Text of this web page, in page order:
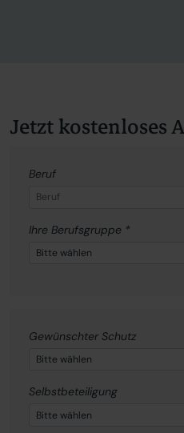
Jetzt kostenloses
Beruf
Ihre Berufsgruppe *
Gewünschter Schutz
Selbstbeteiligung